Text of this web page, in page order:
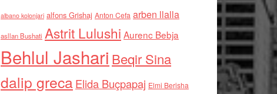
albano kolonjari alfons Grishaj Anton Cefa arben llalla
asllan Bushati Astrit Lulushi Aurenc Bebja
Behlul Jashari Beqir Sina
dalip grecaElida Buçpapaj Elmi Berisha